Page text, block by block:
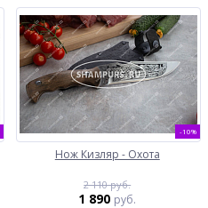
-10%
Нож Кизляр - Охота
2 110 руб.
1 890 руб.